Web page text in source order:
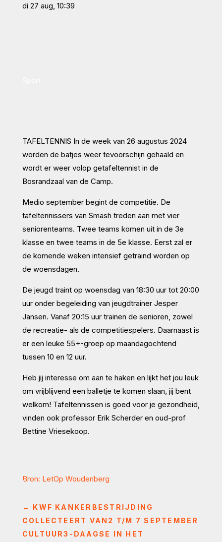
di 27 aug, 10:39
TAFELTENNIS In de week van 26 augustus 2024
worden de batjes weer tevoorschijn gehaald en
wordt er weer volop getafeltennist in de
Bosrandzaal van de Camp.
Medio september begint de competitie. De
tafeltennissers van Smash treden aan met vier
seniorenteams. Twee teams komen uit in de 3e
klasse en twee teams in de 5e klasse. Eerst zal er
de komende weken intensief getraind worden op
de woensdagen.
De jeugd traint op woensdag van 18:30 uur tot 20:00
uur onder begeleiding van jeugdtrainer Jesper
Jansen. Vanaf 20:15 uur trainen de senioren, zowel
de recreatie- als de competitiespelers. Daarnaast is
er een leuke 55+-groep op maandagochtend
tussen 10 en 12 uur.
Heb jij interesse om aan te haken en lijkt het jou leuk
om vrijblijvend een balletje te komen slaan, jij bent
welkom! Tafeltennissen is goed voor je gezondheid,
vinden ook professor Erik Scherder en oud-prof
Bettine Vriesekoop.
Bron: LetOp Woudenberg
← KWF KANKERBESTRIJDING
COLLECTEERT VAN2 T/M 7 SEPTEMBER
CULTUUR3-DAAGSE IN HET